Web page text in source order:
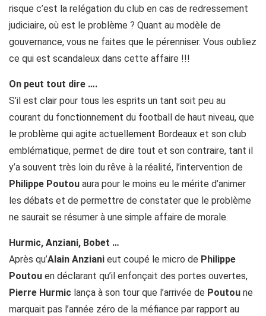
risque c’est la relégation du club en cas de redressement
judiciaire, où est le problème ? Quant au modèle de
gouvernance, vous ne faites que le pérenniser. Vous oubliez
ce qui est scandaleux dans cette affaire !!!
On peut tout dire ….
S’il est clair pour tous les esprits un tant soit peu au
courant du fonctionnement du football de haut niveau, que
le problème qui agite actuellement Bordeaux et son club
emblématique, permet de dire tout et son contraire, tant il
y’a souvent très loin du rêve à la réalité, l’intervention de
Philippe Poutou aura pour le moins eu le mérite d’animer
les débats et de permettre de constater que le problème
ne saurait se résumer à une simple affaire de morale.
Hurmic, Anziani, Bobet …
Après qu’Alain Anziani eut coupé le micro de Philippe
Poutou en déclarant qu’il enfonçait des portes ouvertes,
Pierre Hurmic lança à son tour que l’arrivée de Poutou ne
marquait pas l’année zéro de la méfiance par rapport au